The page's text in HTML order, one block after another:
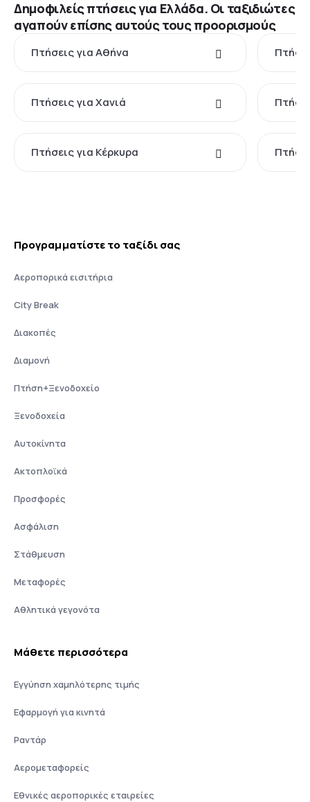
Δημοφιλείς πτήσεις για Ελλάδα. Οι ταξιδιώτες
αγαπούν επίσης αυτούς τους προορισμούς
Πτήσεις για Αθήνα
Πτήσεις για Χανιά
Πτήσεις για Κέρκυρα
Προγραμματίστε το ταξίδι σας
Αεροπορικά εισιτήρια
City Break
Διακοπές
Διαμονή
Πτήση+Ξενοδοχείο
Ξενοδοχεία
Αυτοκίνητα
Ακτοπλοϊκά
Προσφορές
Ασφάλιση
Στάθμευση
Μεταφορές
Αθλητικά γεγονότα
Μάθετε περισσότερα
Εγγύηση χαμηλότερης τιμής
Εφαρμογή για κινητά
Ραντάρ
Αερομεταφορείς
Εθνικές αεροπορικές εταιρείες